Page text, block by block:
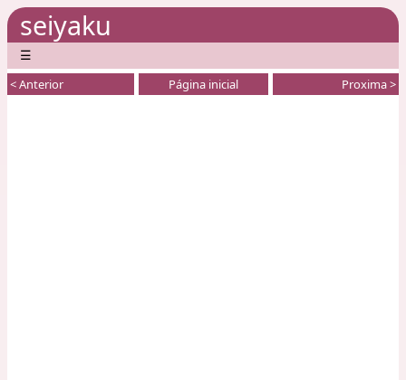
seiyaku
☰
< Anterior Página inicial Proxima >